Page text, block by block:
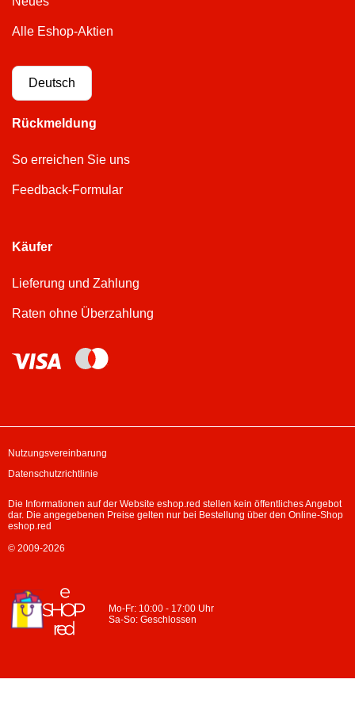
Alle Eshop-Aktien
Deutsch
Rückmeldung
So erreichen Sie uns
Feedback-Formular
Käufer
Lieferung und Zahlung
Raten ohne Überzahlung
Mo-Fr: 10:00 - 17:00 Uhr
Sa-So: Geschlossen
Nutzungsvereinbarung
Datenschutzrichtlinie
Die Informationen auf der Website eshop.red stellen kein öffentliches Angebot
dar. Die angegebenen Preise gelten nur bei Bestellung über den Online-Shop
eshop.red
© 2009-2026